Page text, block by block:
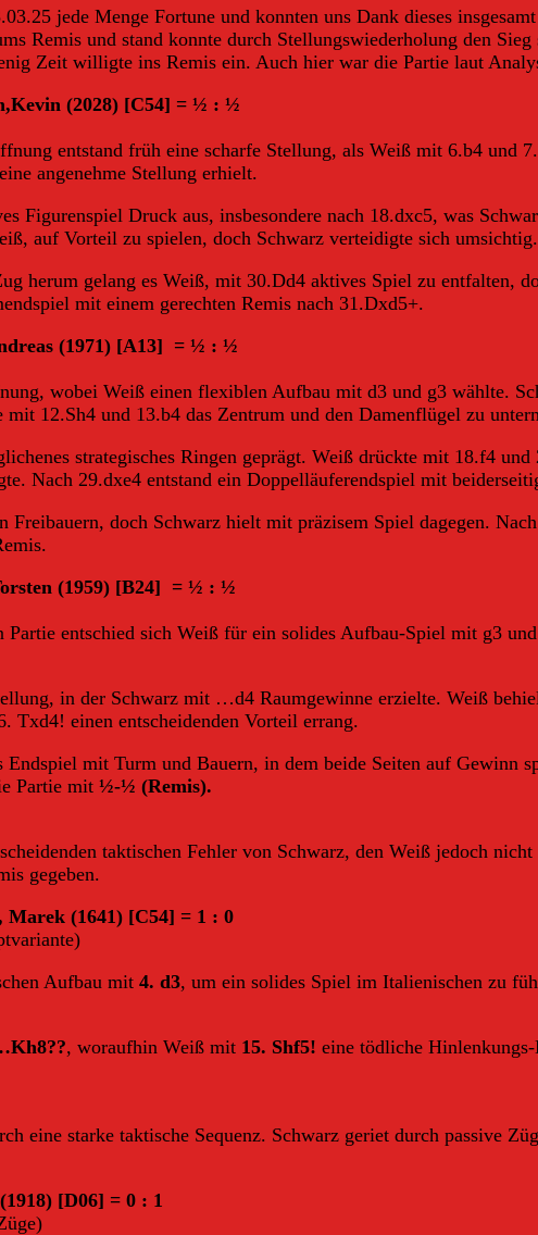
jede Menge Fortune und konnten uns Dank dieses
Remis und stand konnte durch Stellungswiederholung den
Zeit willigte ins Remis ein. Auch hier war die Partie laut
(2028) [C54] = ½ : ½
entstand früh eine scharfe Stellung, als Weiß mit 6.b4
angenehme Stellung erhielt.
Figurenspiel Druck aus, insbesondere nach 18.dxc5, was
auf Vorteil zu spielen, doch Schwarz verteidigte sich umsichtig.
herum gelang es Weiß, mit 30.Dd4 aktives Spiel zu entfalten,
mit einem gerechten Remis nach 31.Dxd5+.
(1971) [A13] = ½ : ½
wobei Weiß einen flexiblen Aufbau mit d3 und g3 wählte.
mit 12.Sh4 und 13.b4 das Zentrum und den Damenflügel zu
strategisches Ringen geprägt. Weiß drückte mit 18.f4
Nach 29.dxe4 entstand ein Doppelläuferendspiel mit
Freibauern, doch Schwarz hielt mit präzisem Spiel dagegen.
(1959) [B24] = ½ : ½
Partie entschied sich Weiß für ein solides Aufbau-Spiel mit g3
in der Schwarz mit …d4 Raumgewinne erzielte. Weiß
einen entscheidenden Vorteil errang.
mit Turm und Bauern, in dem beide Seiten auf Gewinn
Partie mit ½-½ (Remis).
taktischen Fehler von Schwarz, den Weiß jedoch
gegeben.
Marek (1641) [C54] = 1 : 0
Aufbau mit 4. d3, um ein solides Spiel im Italienischen zu
, woraufhin Weiß mit 15. Shf5! eine tödliche
eine starke taktische Sequenz. Schwarz geriet durch passive
[D06] = 0 : 1